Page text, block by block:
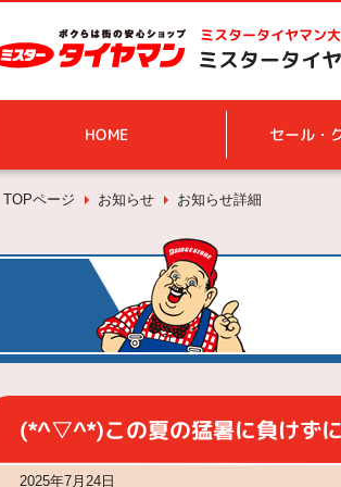
ミスタータイヤマン
ミスタータイ
HOME セール・
TOPページ お知らせ お知らせ詳細
(*^▽^*)この夏の猛暑に負けず
2025年7月24日